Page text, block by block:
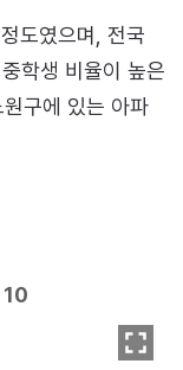
도였으며, 전국
학생 비율이 높은
구에 있는 아파
10